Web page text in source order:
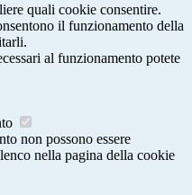
quali cookie consentire.
il funzionamento della
al funzionamento potete
non possono essere
nella pagina della cookie